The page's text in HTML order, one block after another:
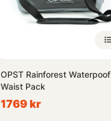
OPST Rainforest Waterpoof
Waist Pack
1769 kr